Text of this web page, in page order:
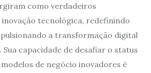
como verdadeiros
tecnológica, redefinindo
a transformação digital
Sua capacidade de desafiar o status
de negócio inovadores é